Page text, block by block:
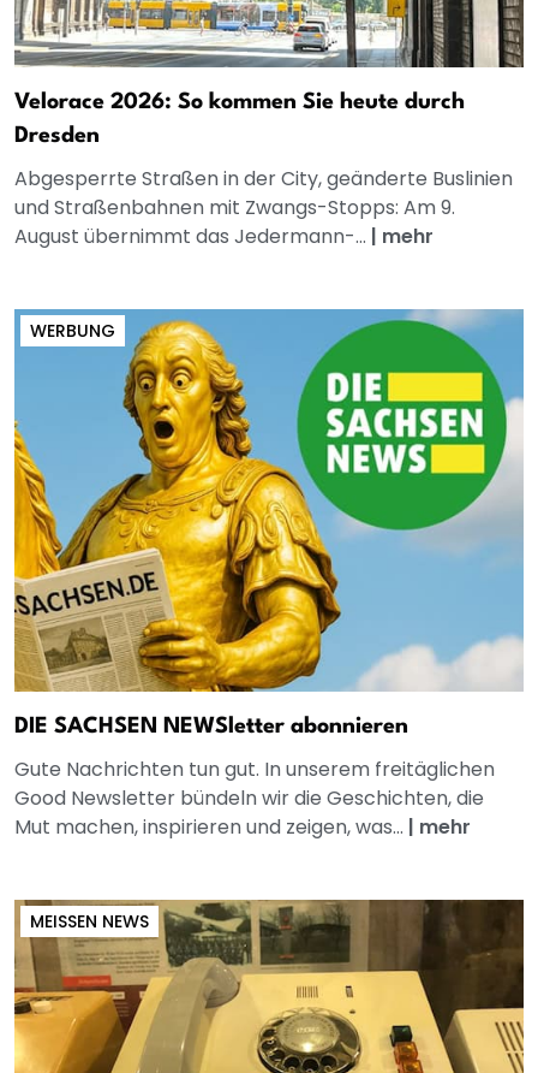
Velorace 2026: So kommen Sie heute durch
Dresden
Abgesperrte Straßen in der City, geänderte Buslinien
und Straßenbahnen mit Zwangs-Stopps: Am 9.
August übernimmt das Jedermann-... | mehr
WERBUNG
DIE SACHSEN NEWSletter abonnieren
Gute Nachrichten tun gut. In unserem freitäglichen
Good Newsletter bündeln wir die Geschichten, die
Mut machen, inspirieren und zeigen, was... | mehr
MEISSEN NEWS